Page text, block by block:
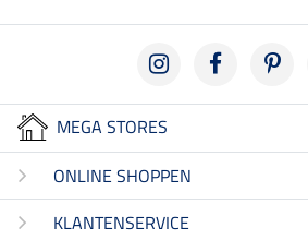
MEGA STORES
ONLINE SHOPPEN
KLANTENSERVICE